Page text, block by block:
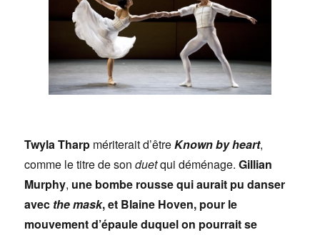
Twyla Tharp mériterait d’êtreKnown by heart,
comme le titre de sonduetqui déménage.Gillian
Murphy, une bombe rousse qui aurait pu danser
avec the mask, et Blaine Hoven, pour le
mouvement d’épaule duquel on pourrait se